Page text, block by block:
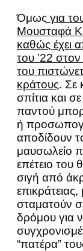
Όμως για
Μουσταφά
καθώς έχει
του ’22
του
κράτους. Σε
σπίτια και
παντού
ή
αποδίδουν
μαυσωλείο
επέτειο του
σιγή από
σταματούν
δρόμου για
“πατέρα”